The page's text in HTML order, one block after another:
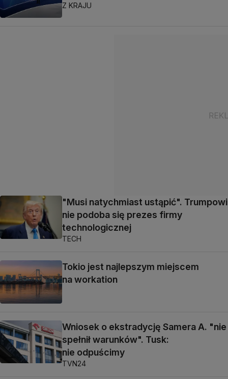
Z KRAJU
"Musi natychmiast ustąpić". Trumpowi
nie podoba się prezes firmy
technologicznej
TECH
Tokio jest najlepszym miejscem
na workation
Wniosek o ekstradycję Samera A. "nie
spełnił warunków". Tusk:
nie odpuścimy
TVN24